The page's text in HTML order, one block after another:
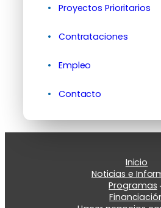
Proyectos Prioritarios
Contrataciones
Empleo
Contacto
Inicio
Noticias e
Programas